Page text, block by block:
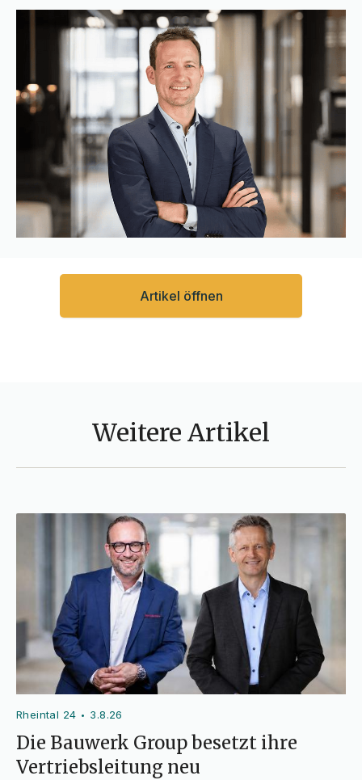
Artikel öffnen
Weitere Artikel
Rheintal 24 • 3.8.26
Die Bauwerk Group besetzt ihre
Vertriebsleitung neu